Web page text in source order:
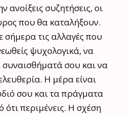
ανοίξεις συζητήσεις, οι
που θα καταλήξουν.
σήμερα τις αλλαγές που
ψυχολογικά, να
συναισθήματά σου και να
Η μέρα είναι
σου και τα πράγματα
περιμένεις. Η σχέση